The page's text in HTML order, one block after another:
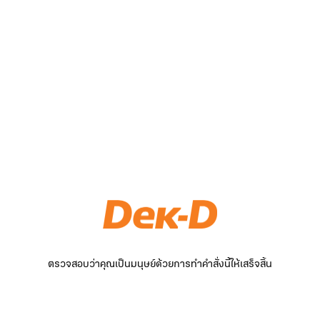
ตรวจสอบว่าคุณเป็นมนุษย์ด้วยการทำคำสั่งนี้ให้เสร็จสิ้น